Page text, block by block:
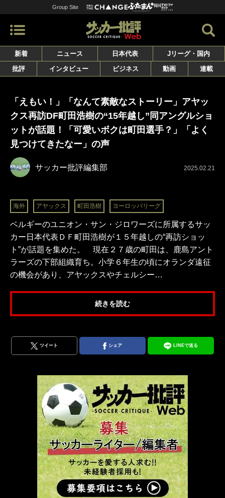
Group Site
新着 ニュース 日本代表
Jリーグ・国内
批評
インタビュー ビジネス 動画 連載
「えもい！」「なんて素敵なストーリー」アヤッ
クス再訪DF町田浩樹の“15年越し”同アングルショ
ットが話題！「可愛いボクは町田選手？」「よく
見つけてきたなー」の声
サッカー批評編集部 2025.02.21
海外 アヤックス 町田浩樹 ヨーロッパリーグ
ベルギーのユニオン・サン・ジロワーズに所属するサッ
カー日本代表ＤＦ町田浩樹が１５年越しの“再訪ショッ
ト”が話題を集めた。 現在２７歳の町田は、鹿島アント
ラーズの下部組織育ち。小学６年生の頃にオランダ遠征
の機会があり、アヤックスやチェルシー…
続きを読む
ツイート シェア LINEで送る